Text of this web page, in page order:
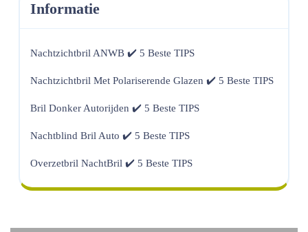
Informatie
Nachtzichtbril ANWB ✔️ 5 Beste TIPS
Nachtzichtbril Met Polariserende Glazen ✔️ 5 Beste TIPS
Bril Donker Autorijden ✔️ 5 Beste TIPS
Nachtblind Bril Auto ✔️ 5 Beste TIPS
Overzetbril NachtBril ✔️ 5 Beste TIPS